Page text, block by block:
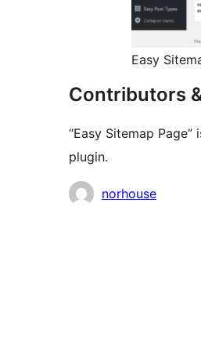
Easy
Contributors
“Easy Sitemap
plugin.
Мүчөлөрүnorhouse